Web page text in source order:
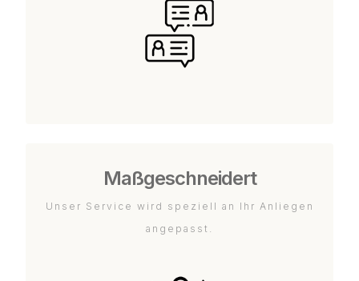
Maßgeschneidert
Unser Service wird speziell an Ihr Anliegen
angepasst.